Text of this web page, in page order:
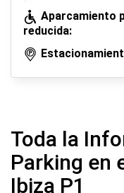
Aparcamiento
reducida:
Toda la
Parking en
Ibiza P1